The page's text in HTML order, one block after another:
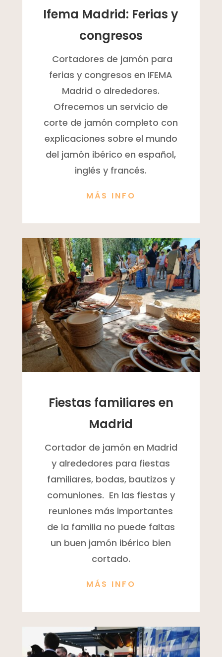
Ifema Madrid: Ferias y
congresos
Cortadores de jamón para
ferias y congresos en IFEMA
Madrid o alrededores.
Ofrecemos un servicio de
corte de jamón completo con
explicaciones sobre el mundo
del jamón ibérico en español,
inglés y francés.
MÁS INFO
Fiestas familiares en
Madrid
Cortador de jamón en Madrid
y alrededores para fiestas
familiares, bodas, bautizos y
comuniones. En las fiestas y
reuniones más importantes
de la familia no puede faltas
un buen jamón ibérico bien
cortado.
MÁS INFO